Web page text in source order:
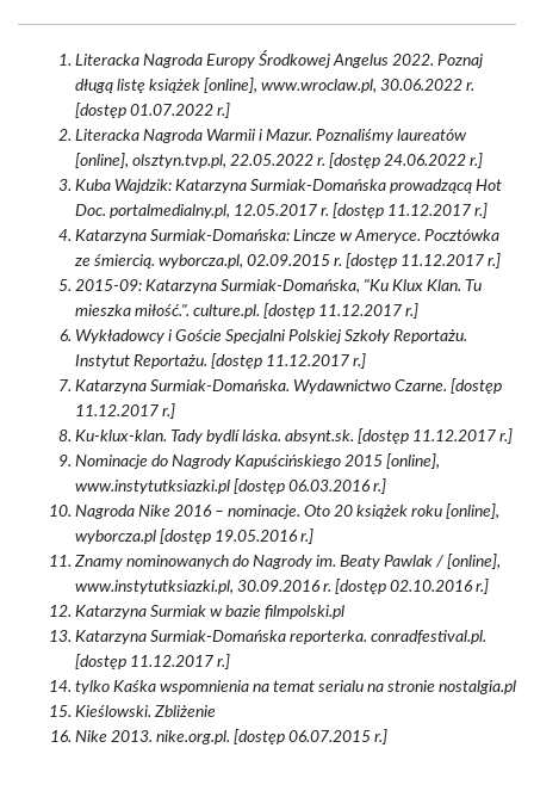
Literacka Nagroda Europy Środkowej Angelus 2022. Poznaj
długą listę książek [online], www.wroclaw.pl, 30.06.2022 r.
[dostęp 01.07.2022 r.]
Literacka Nagroda Warmii i Mazur. Poznaliśmy laureatów
[online], olsztyn.tvp.pl, 22.05.2022 r. [dostęp 24.06.2022 r.]
Kuba Wajdzik: Katarzyna Surmiak-Domańska prowadzącą Hot
Doc. portalmedialny.pl, 12.05.2017 r. [dostęp 11.12.2017 r.]
Katarzyna Surmiak-Domańska: Lincze w Ameryce. Pocztówka
ze śmiercią. wyborcza.pl, 02.09.2015 r. [dostęp 11.12.2017 r.]
2015-09: Katarzyna Surmiak-Domańska, "Ku Klux Klan. Tu
mieszka miłość.". culture.pl. [dostęp 11.12.2017 r.]
Wykładowcy i Goście Specjalni Polskiej Szkoły Reportażu.
Instytut Reportażu. [dostęp 11.12.2017 r.]
Katarzyna Surmiak-Domańska. Wydawnictwo Czarne. [dostęp
11.12.2017 r.]
Ku-klux-klan. Tady bydlí láska. absynt.sk. [dostęp 11.12.2017 r.]
Nominacje do Nagrody Kapuścińskiego 2015 [online],
www.instytutksiazki.pl [dostęp 06.03.2016 r.]
Nagroda Nike 2016 – nominacje. Oto 20 książek roku [online],
wyborcza.pl [dostęp 19.05.2016 r.]
Znamy nominowanych do Nagrody im. Beaty Pawlak / [online],
www.instytutksiazki.pl, 30.09.2016 r. [dostęp 02.10.2016 r.]
Katarzyna Surmiak w bazie filmpolski.pl
Katarzyna Surmiak-Domańska reporterka. conradfestival.pl.
[dostęp 11.12.2017 r.]
tylko Kaśka wspomnienia na temat serialu na stronie nostalgia.pl
Kieślowski. Zbliżenie
Nike 2013. nike.org.pl. [dostęp 06.07.2015 r.]